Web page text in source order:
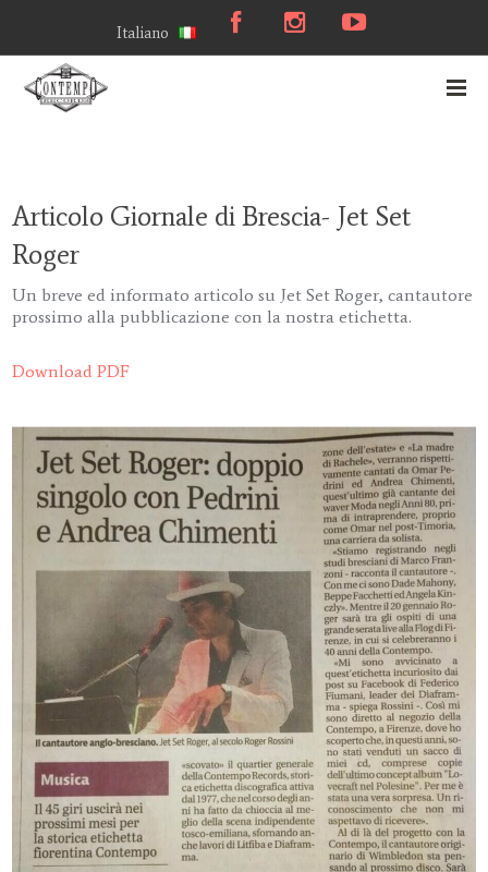
Italiano
Articolo Giornale di Brescia- Jet Set
Roger
Un breve ed informato articolo su Jet Set Roger, cantautore
prossimo alla pubblicazione con la nostra etichetta.
Download PDF